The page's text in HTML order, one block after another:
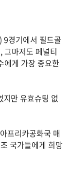
9경기에서 필드골
그마저도 페널티
에게 가장 중요한
만 유효슈팅 없
프리카공화국 매
국가들에게 희망